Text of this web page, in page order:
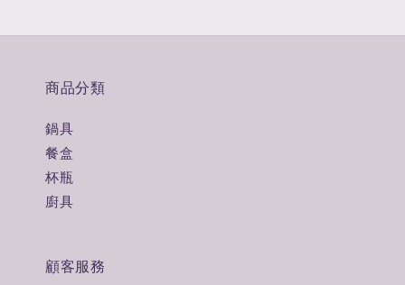
商品分類
鍋具
餐盒
杯瓶
廚具
顧客服務